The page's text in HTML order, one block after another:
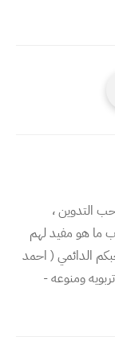
التدوين ،
ما هو مفيد لهم
الدائمي ( احمد
ومنوعه -